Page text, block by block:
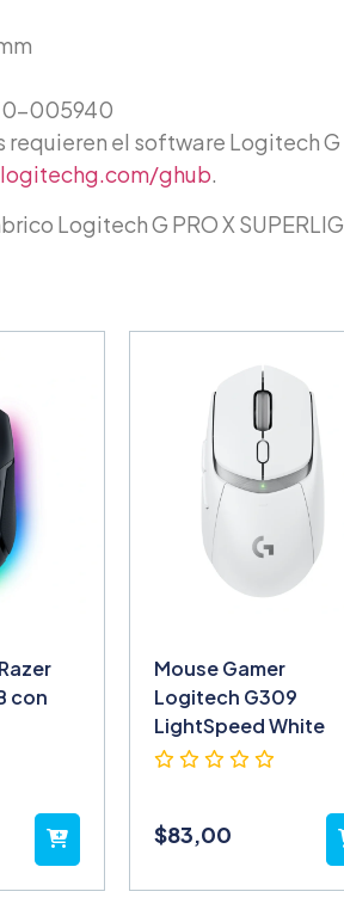
005940
el software Logitech G
logitechg.com/ghub.
Logitech G PRO X
con
Mouse Gamer
Logitech G309
LightSpeed White
$83,00